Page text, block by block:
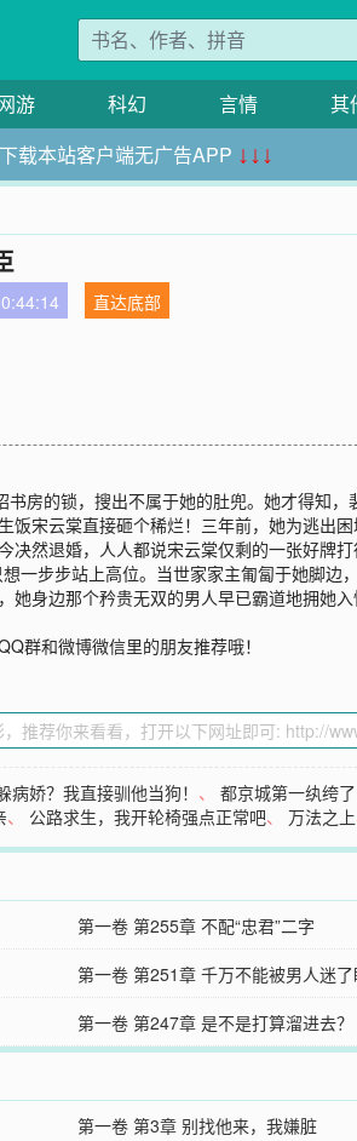
游 科幻 言情 其
载本站客户端无广告APP ↓↓↓
直达底部
房的锁，搜出不属于她的肚兜。她才得知
宋云棠直接砸个稀烂！三年前，她为逃出
然退婚，人人都说宋云棠仅剩的一张好牌
一步步站上高位。当世家家主匍匐于她脚边
身边那个矜贵无双的男人早已霸道地拥她
群和微博微信里的朋友推荐哦！
病娇？我直接驯他当狗！ 、都京城第一纨绔
、 公路求生，我开轮椅强点正常吧、万法之上
第一卷 第255章 不配“忠君”二字
第一卷 第251章 千万不能被男人迷了
第一卷 第247章 是不是打算溜进去？
第一卷 第3章 别找他来，我嫌脏